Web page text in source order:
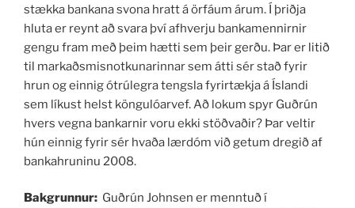
stækka bankana svona hratt á örfáum árum. Í þriðja
hluta er reynt að svara því afhverju bankamennirnir
gengu fram með þeim hætti sem þeir gerðu. Þar er litið
til markaðsmisnotkunarinnar sem átti sér stað fyrir
hrun og einnig ótrúlegra tengsla fyrirtækja á Íslandi
sem líkust helst köngulóarvef. Að lokum spyr Guðrún
hvers vegna bankarnir voru ekki stöðvaðir? Þar veltir
hún einnig fyrir sér hvaða lærdóm við getum dregið af
bankahruninu 2008.
Bakgrunnur: Guðrún Johnsen er menntuð í